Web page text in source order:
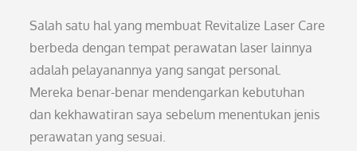
Salah satu hal yang membuat Revitalize Laser Care
berbeda dengan tempat perawatan laser lainnya
adalah pelayanannya yang sangat personal.
Mereka benar-benar mendengarkan kebutuhan
dan kekhawatiran saya sebelum menentukan jenis
perawatan yang sesuai.